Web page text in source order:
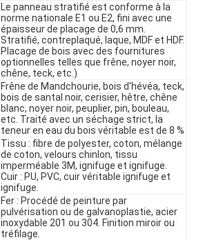
Le panneau stratifié est conforme à la
norme nationale E1 ou E2, fini avec une
épaisseur de placage de 0,6 mm.
Stratifié, contreplaqué, laque, MDF et HDF.
Placage de bois avec des fournitures
optionnelles telles que frêne, noyer noir,
chêne, teck, etc.)
Frêne de Mandchourie, bois d'hévéa, teck,
bois de santal noir, cerisier, hêtre, chêne
blanc, noyer noir, peuplier, pin, bouleau,
etc. Traité avec un séchage strict, la
teneur en eau du bois véritable est de 8 %
Tissu : fibre de polyester, coton, mélange
de coton, velours chinlon, tissu
imperméable 3M, ignifuge et ignifuge.
Cuir : PU, PVC, cuir véritable ignifuge et
ignifuge.
Fer : Procédé de peinture par
pulvérisation ou de galvanoplastie, acier
inoxydable 201 ou 304. Finition miroir ou
tréfilage.